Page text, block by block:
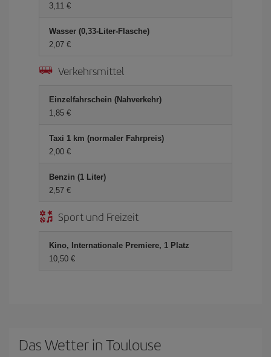
3,11 €
Wasser (0,33-Liter-Flasche)
2,07 €
Verkehrsmittel
Einzelfahrschein (Nahverkehr)
1,85 €
Taxi 1 km (normaler Fahrpreis)
2,00 €
Benzin (1 Liter)
2,57 €
Sport und Freizeit
Kino, Internationale Premiere, 1 Platz
10,50 €
Das Wetter in Toulouse